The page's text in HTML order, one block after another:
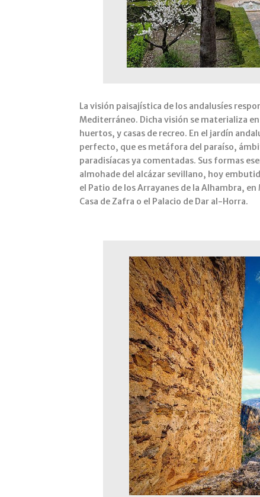
​La visión paisajística de los andalusíes
Mediterráneo. Dicha visión se materializa
huertos, y casas de recreo. En el jardín
perfecto, que es metáfora del paraíso,
paradisíacas ya comentadas. Sus formas
almohade del alcázar sevillano, hoy
el Patio de los Arrayanes de la Alhambra,
Casa de Zafra o el Palacio de Dar al-Horra.